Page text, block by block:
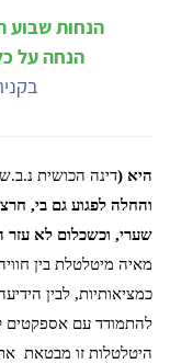
הנחה על כל
בקניה מעל
היא (דינה הכושית נ.ב.ש
והחלה לפגוע גם בי,
שערי, וכשכלום לא עזר
מאיה מיטלטלת בין
כמציאותיות, לבין
להתמודד עם אספקטים
היטלטלות זו מבטאת